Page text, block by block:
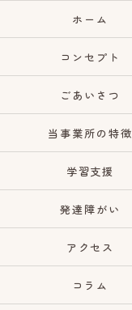
ホーム
コンセプト
ごあいさつ
当事業所の特徴
学習支援
発達障がい
アクセス
コラム